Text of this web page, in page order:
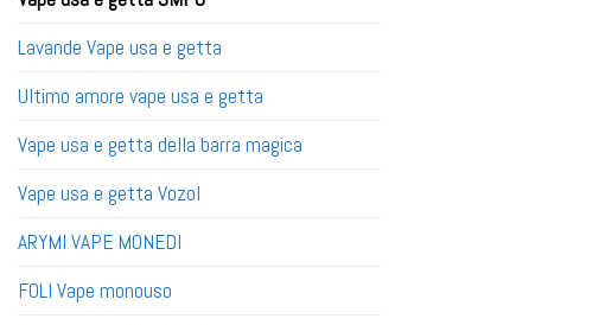
Lavande Vape usa e getta
Ultimo amore vape usa e getta
Vape usa e getta della barra magica
Vape usa e getta Vozol
ARYMI VAPE MONEDI
FOLI Vape monouso